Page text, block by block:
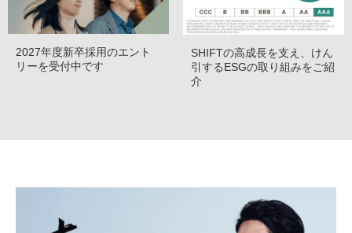
2027年度新卒採用のエント
リーを受付中です
SHIFTの高成長を支え、けん
引するESGの取り組みをご紹
介